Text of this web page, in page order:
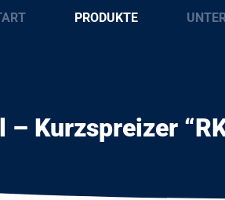
PRODUKTE
– Kurzspreizer